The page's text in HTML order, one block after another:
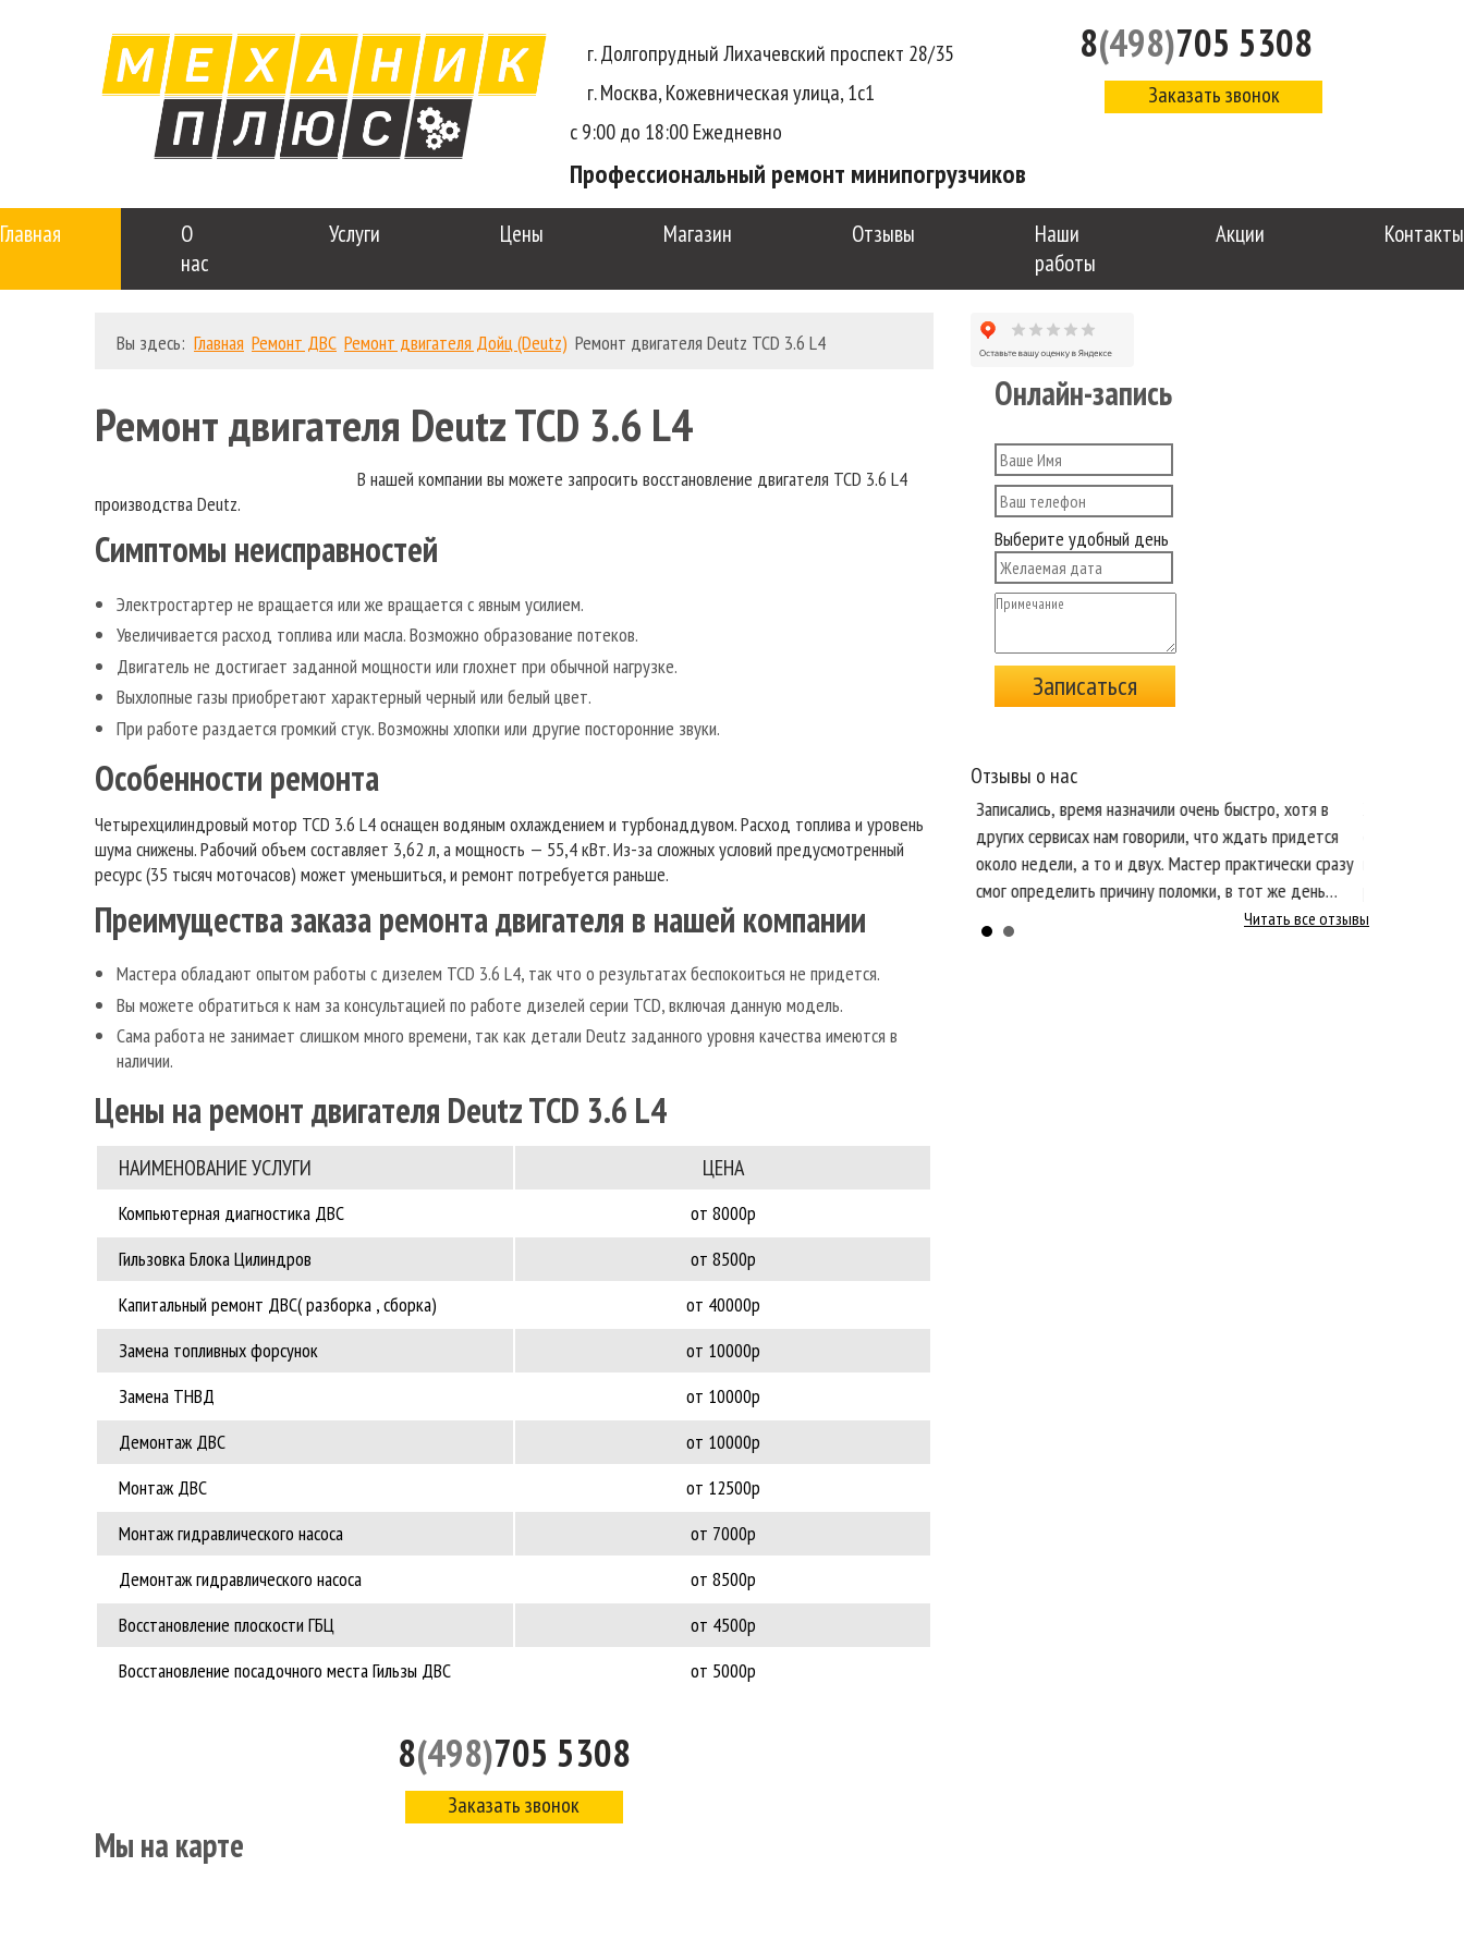
г. Долгопрудный Лихачевский проспект 28/35
г. Москва, Кожевническая улица, 1с1
с 9:00 до 18:00 Ежедневно
Профессиональный ремонт минипогрузчиков
8(498)705 5308
Заказать звонок
Главная
О
нас
Услуги Цены Магазин Отзывы
Наши
работы
Акции Контакты
Вы здесь: Главная Ремонт ДВС Ремонт двигателя Дойц (Deutz) Ремонт двигателя Deutz TCD 3.6 L4
Ремонт двигателя Deutz TCD 3.6 L4
В нашей компании вы можете запросить восстановление двигателя TCD 3.6 L4
производства Deutz.
Симптомы неисправностей
Электростартер не вращается или же вращается с явным усилием.
Увеличивается расход топлива или масла. Возможно образование потеков.
Двигатель не достигает заданной мощности или глохнет при обычной нагрузке.
Выхлопные газы приобретают характерный черный или белый цвет.
При работе раздается громкий стук. Возможны хлопки или другие посторонние звуки.
Особенности ремонта
Четырехцилиндровый мотор TCD 3.6 L4 оснащен водяным охлаждением и турбонаддувом. Расход топлива и уровень
шума снижены. Рабочий объем составляет 3,62 л, а мощность — 55,4 кВт. Из-за сложных условий предусмотренный
ресурс (35 тысяч моточасов) может уменьшиться, и ремонт потребуется раньше.
Преимущества заказа ремонта двигателя в нашей компании
Мастера обладают опытом работы с дизелем TCD 3.6 L4, так что о результатах беспокоиться не придется.
Вы можете обратиться к нам за консультацией по работе дизелей серии TCD, включая данную модель.
Сама работа не занимает слишком много времени, так как детали Deutz заданного уровня качества имеются в
наличии.
Цены на ремонт двигателя Deutz TCD 3.6 L4
НАИМЕНОВАНИЕ УCЛУГИ ЦЕНА
Компьютерная диагностика ДВС
от 8000р
Гильзовка Блока Цилиндров
от 8500р
Капитальный ремонт ДВС( разборка , сборка)
от 40000р
Замена топливных форсунок
от 10000р
Замена ТНВД
от 10000р
Демонтаж ДВС
от 10000р
Монтаж ДВС
от 12500р
Монтаж гидравлического насоса
от 7000р
Демонтаж гидравлического насоса
от 8500р
Восстановление плоскости ГБЦ
от 4500р
Восстановление посадочного места Гильзы ДВС
от 5000р
8(498)705 5308
Заказать звонок
Мы на карте
Онлайн-запись
Выберите удобный день
Отзывы о нас
специалистам технического центра «Механик Плюс» за
высокий уровень профессионализма и ответственное
решение проблем клиентов! Материально-
техническая база полностью соответствует
быстро и качественно, рекомендую.
Записались, время назначили очень быстро, хотя в
других сервисах нам говорили, что ждать придется
около недели, а то и двух. Мастер практически сразу
смог определить причину поломки, в тот же день
приступили к ремонту. Все необходимые запчасти
оказались в наличии, что очень порадовало.
техническая
Читать все отзывы